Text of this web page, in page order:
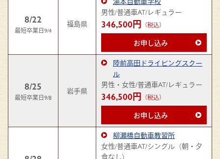
8/22
最短卒業日9/4
福島県
男性/普通車AT/レギュラー
346,500円 （税込）
お申し込み
8/25
最短卒業日9/8
岩手県
陸前高田ドライビングスクー
ル
男性・女性/普通車AT/レギュラー
346,500円 （税込）
お申し込み
柳瀬橋自動車教習所
女性/普通車AT/シングル（朝・夕
食なし）